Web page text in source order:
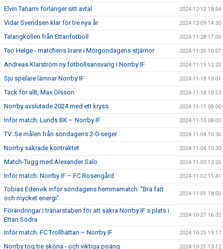
Elvin Tahami förlänger sitt avtal 2024-12-12 18:54
Vidar Svendsen klar för tre nya år 2024-12-09 14:30
Talangkollen från Ettanfotboll 2024-11-28 17:00
Teo Helge - matchens lirare i Morgondagens stjärnor 2024-11-26 10:07
Andreas Klarström ny fotbollsansvarig i Norrby IF 2024-11-19 12:25
Sju spelare lämnar Norrby IF 2024-11-18 13:01
Tack för allt, Max Olsson 2024-11-18 10:53
Norrby avslutade 2024 med ett kryss 2024-11-11 08:00
Inför match: Lunds BK – Norrby IF 2024-11-10 08:00
TV: Se målen från söndagens 2-0-seger 2024-11-04 10:36
Norrby säkrade kontraktet 2024-11-04 10:30
Match-Tugg med Alexander Salo 2024-11-03 13:26
Inför match: Norrby IF – FC Rosengård 2024-11-02 11:41
Tobias Edenvik inför söndagens hemmamatch: "Bra fart
och mycket energi"
2024-11-01 18:50
Förändringar i tränarstaben för att säkra Norrby IF:s plats i
Ettan Södra
2024-10-27 16:32
Inför match: FC Trollhättan – Norrby IF 2024-10-25 19:17
Norrby tog tre sköna - och viktiga poäng 2024-10-21 13:12